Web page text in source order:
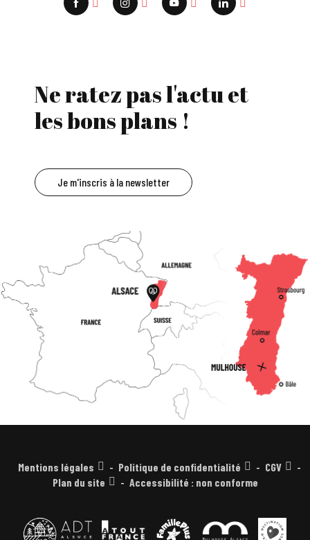
Ne ratez pas l'actu et
les bons plans !
Je m'inscris à la newsletter
Mentions légales Politique de confidentialité
CGV
Plan du site
Accessibilité : non conforme